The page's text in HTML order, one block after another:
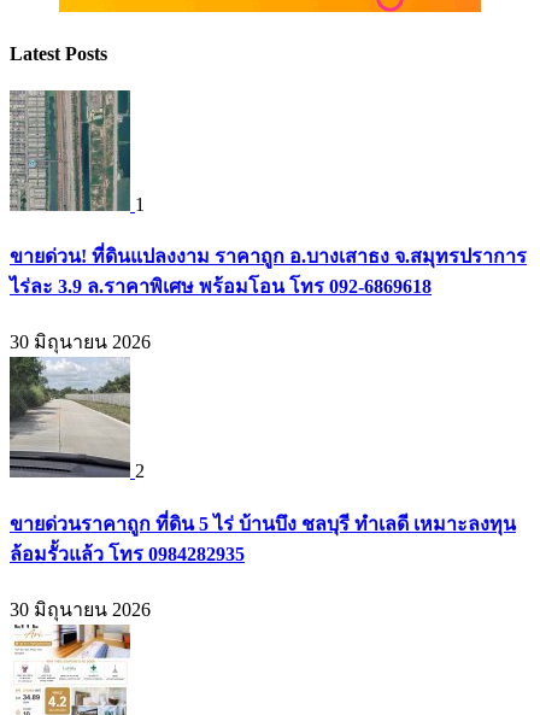
Latest Posts
1
ขายด่วน! ที่ดินแปลงงาม ราคาถูก อ.บางเสาธง จ.สมุทรปราการ
ไร่ละ 3.9 ล.ราคาพิเศษ พร้อมโอน โทร 092-6869618
30 มิถุนายน 2026
2
ขายด่วนราคาถูก ที่ดิน 5 ไร่ บ้านบึง ชลบุรี ทำเลดี เหมาะลงทุน
ล้อมรั้วแล้ว โทร 0984282935
30 มิถุนายน 2026